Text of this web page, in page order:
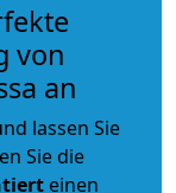
von
an
lassen Sie
Sie die
einen